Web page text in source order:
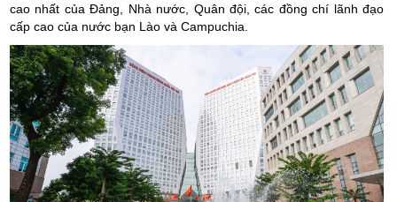
cao nhất của Đảng, Nhà nước, Quân đội, các đồng chí lãnh đạo
cấp cao của nước bạn Lào và Campuchia.